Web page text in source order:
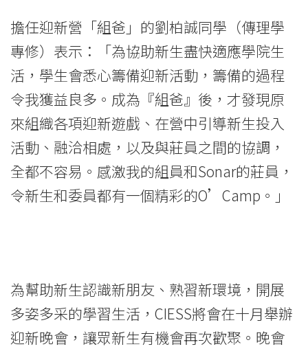
擔任迎新營「組爸」的劉柏誠同學（傳理學
專修）表示：「為協助新生盡快適應學院生
活，學生會悉心籌備迎新活動，籌備的過程
令我獲益良多。成為『組爸』後，才發現原
來組織各項迎新遊戲、在營中引導新生投入
活動、融洽相處，以及與莊員之間的協調，
全都不容易。感激我的組員和Sonar的莊員，
令新生和委員都有一個精彩的O’Camp。」
為幫助新生認識新朋友、熟習新環境，開展
多姿多采的學習生活，CIESS將會在十月舉辦
迎新晚會，讓眾新生有機會再次歡聚。晚會